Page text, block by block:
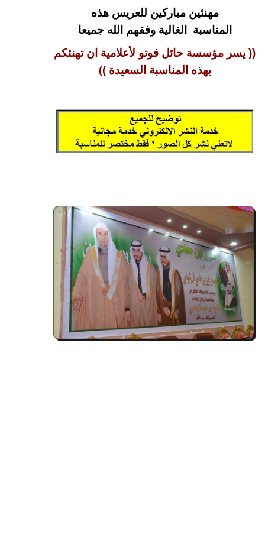
مهنئين مباركين للعريس هذه
المناسبة الغالية وفقهم الله جميعا
(( يسر مؤسسة حائل فوتو لأعلامية ان تهنئكم
بهذه المناسبة السعيدة ))